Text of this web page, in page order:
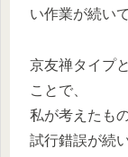
い作業が続い
京友禅タイプ
ことで、
私が考えたも
試行錯誤が続